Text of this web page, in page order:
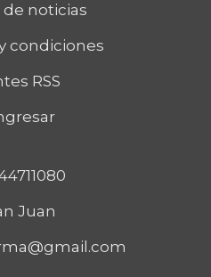
de noticias
condiciones
RSS
Juan